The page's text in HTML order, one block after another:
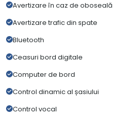
Avertizare în caz de oboseală
Avertizare trafic din spate
Bluetooth
Ceasuri bord digitale
Computer de bord
Control dinamic al șasiului
Control vocal